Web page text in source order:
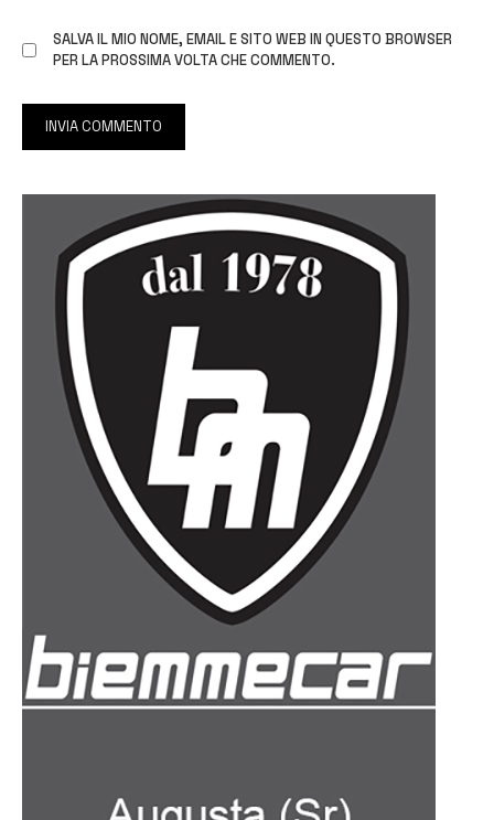
SALVA IL MIO NOME, EMAIL E SITO WEB IN QUESTO BROWSER
PER LA PROSSIMA VOLTA CHE COMMENTO.